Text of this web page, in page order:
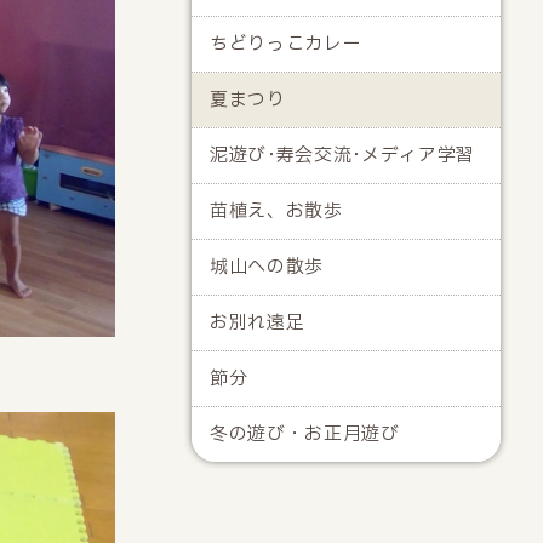
ちどりっこカレー
夏まつり
泥遊び･寿会交流･メディア学習
苗植え、お散歩
城山への散歩
お別れ遠足
節分
冬の遊び・お正月遊び